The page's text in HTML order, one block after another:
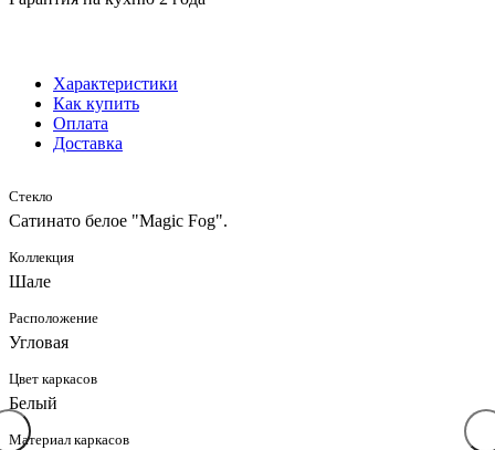
Характеристики
Как купить
Оплата
Доставка
Стекло
Сатинато белое "Magic Fog".
Коллекция
Шале
Расположение
Угловая
Цвет каркасов
Белый
Материал каркасов